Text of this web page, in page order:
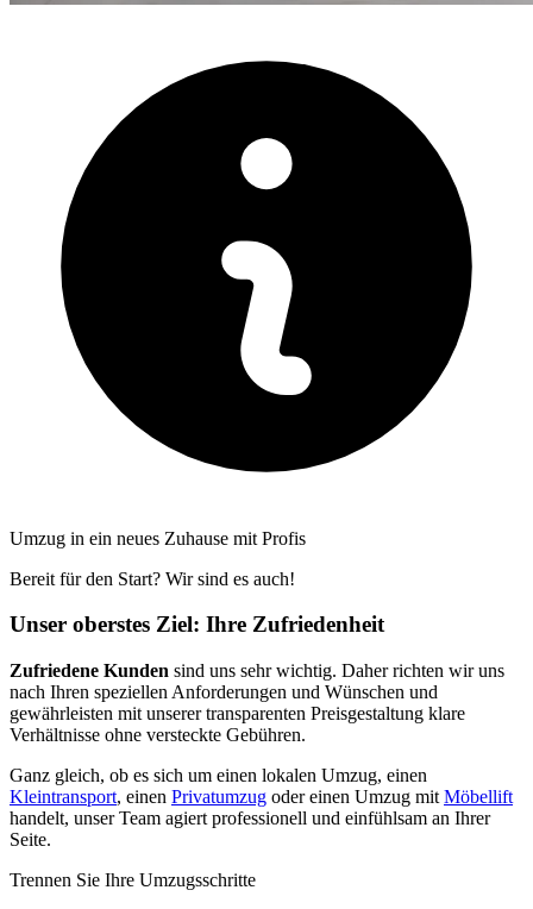
Umzug in ein neues Zuhause mit Profis
Bereit für den Start? Wir sind es auch!
Unser oberstes Ziel: Ihre Zufriedenheit
Zufriedene Kunden sind uns sehr wichtig. Daher richten wir uns
nach Ihren speziellen Anforderungen und Wünschen und
gewährleisten mit unserer transparenten Preisgestaltung klare
Verhältnisse ohne versteckte Gebühren.
Ganz gleich, ob es sich um einen lokalen Umzug, einen
Kleintransport, einen Privatumzug oder einen Umzug mit Möbellift
handelt, unser Team agiert professionell und einfühlsam an Ihrer
Seite.
Trennen Sie Ihre Umzugsschritte